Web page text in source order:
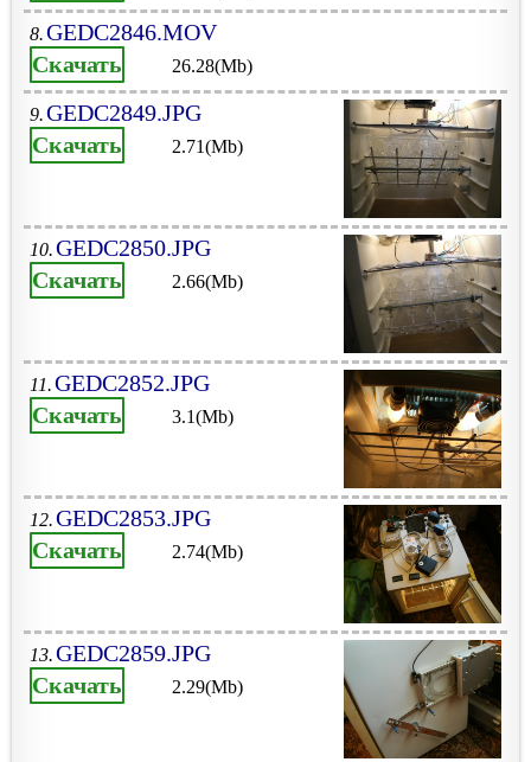
8.GEDC2846.MOV
Скачать
26.28(Mb)
9.GEDC2849.JPG
Скачать
2.71(Mb)
10.GEDC2850.JPG
Скачать
2.66(Mb)
11.GEDC2852.JPG
Скачать
3.1(Mb)
12.GEDC2853.JPG
Скачать
2.74(Mb)
13.GEDC2859.JPG
Скачать
2.29(Mb)